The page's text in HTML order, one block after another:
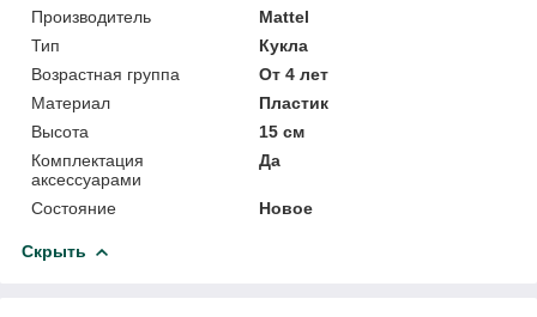
Производитель
Mattel
Тип
Кукла
Возрастная группа
От 4 лет
Материал
Пластик
Высота
15 см
Комплектация
аксессуарами
Да
Состояние Новое
Скрыть